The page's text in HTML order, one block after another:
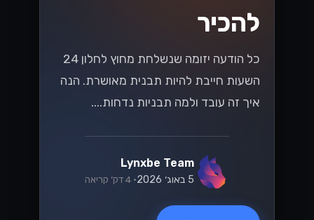
הבנת שינויים בחוקי
המיסוי בישראל
בשנת 2026